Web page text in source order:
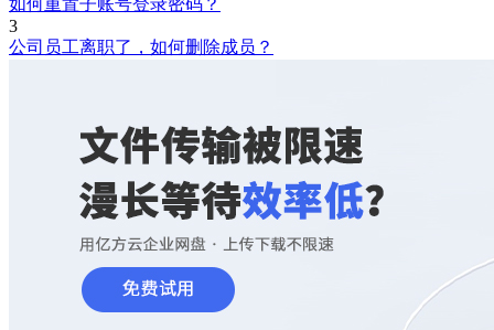
3
公司员工离职了，如何删除成员？